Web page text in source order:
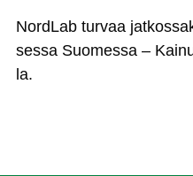
Nord­Lab tur­vaa
ses­sa Suo­mes­sa –
la.